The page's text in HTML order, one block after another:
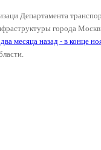
Департамента
города
месяца назад - в конце